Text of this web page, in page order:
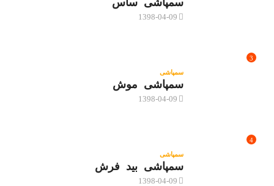
سمپاشی ساس
1398-04-09
3
سمپاشی
سمپاشی موش
1398-04-09
4
سمپاشی
سمپاشی بید فرش
1398-04-09